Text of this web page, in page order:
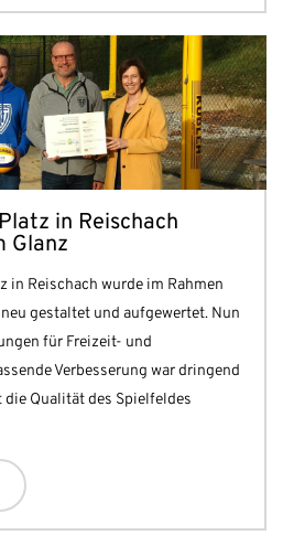
in Reischach
Glanz
in Reischach wurde im Rahmen
gestaltet und aufgewertet. Nun
für Freizeit- und
Verbesserung war dringend
Qualität des Spielfeldes